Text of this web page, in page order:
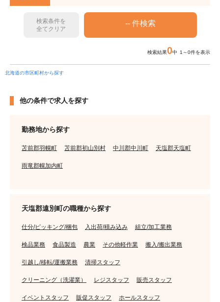
検索条件を
全てクリア
検索結果0中 1～0件を表示
北海道の市区町村から探す
他の条件で求人を探す
勤務地から探す
苫前郡羽幌町 苫前郡初山別村 中川郡中川町 天塩郡天塩町
雨竜郡幌加内町
天塩郡遠別町の職種から探す
仕分/ピッキング/梱包 入出荷/積み込み 組立/加工業務
検品業務 食品製造 農業 その他軽作業 搬入/搬出業務
引越し/移転/運搬業務 清掃スタッフ
クリーニング（洗濯業） レジスタッフ 販売スタッフ
イベントスタッフ 販促スタッフ ホールスタッフ